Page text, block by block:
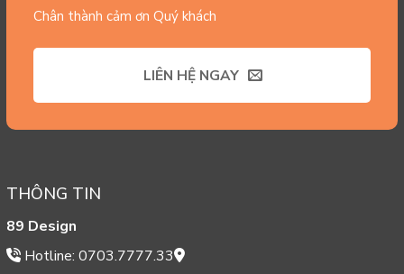
Chân thành cảm ơn Quý khách
LIÊN HỆ NGAY
THÔNG TIN
89 Design
Hotline: 0703.7777.33